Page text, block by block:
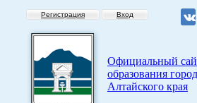
Регистрация Вход
Официальный
образования
Алтайского края